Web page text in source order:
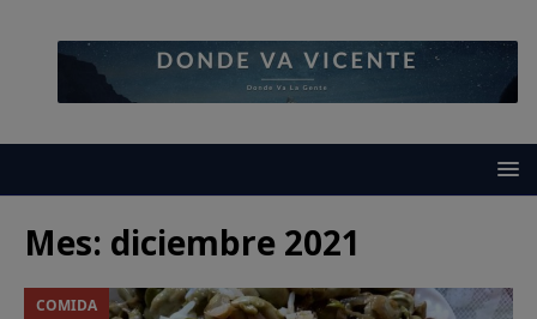
Mes: diciembre 2021
COMIDA